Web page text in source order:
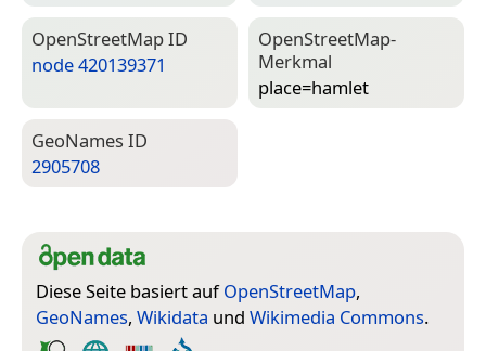
Open­Street­Map ID
node 420139371
Open­Street­Map-
Merkmal
place=­hamlet
Geo­Names ID
2905708
Diese Seite basiert aufOpenStreetMap,
GeoNames, Wikidata und Wikimedia Commons.